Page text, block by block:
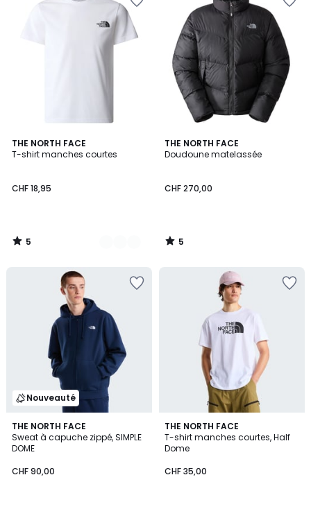
THE NORTH FACE
T-shirt manches courtes
CHF 18,95
5
/
2
Couleurs
5
/
THE NORTH FACE
Doudoune matelassée
CHF 270,00
5
/
5
/
Nouveauté
THE NORTH FACE
Sweat à capuche zippé, SIMPLE
DOME
CHF 90,00
THE NORTH FACE
T-shirt manches courtes, Half
Dome
CHF 35,00
3
/
5
2
Couleurs